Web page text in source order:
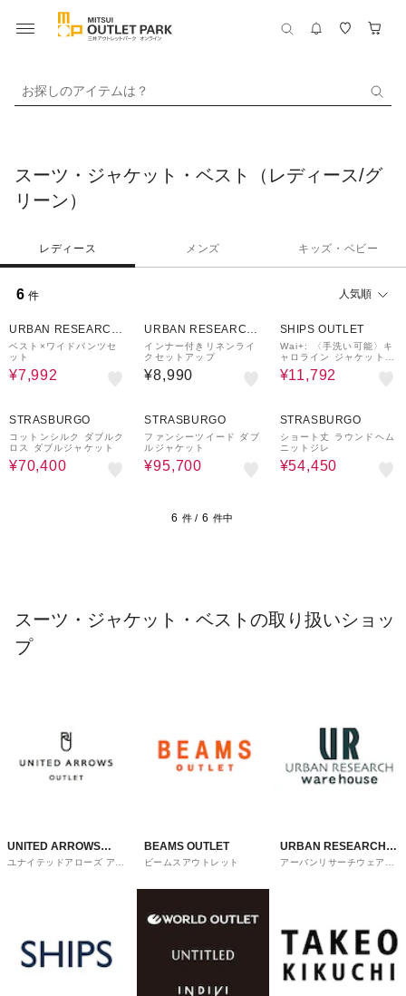
お探しのアイテムは？
スーツ・ジャケット・ベスト（レディース/グ
リーン）
レディース メンズ キッズ・ベビー
6 件 人気順
URBAN RESEARCH
ware house
ベスト×ワイドパンツセ
ット
¥7,992
URBAN RESEARCH
ware house
インナー付きリネンライ
クセットアップ
¥8,990
SHIPS OUTLET
Wai+: 〈手洗い可能〉キ
ャロライン ジャケット
◇
¥11,792
STRASBURGO
コットンシルク ダブルク
ロス ダブルジャケット
¥70,400
STRASBURGO
ファンシーツイード ダブ
ルジャケット
¥95,700
STRASBURGO
ショート丈 ラウンドヘム
ニットジレ
¥54,450
6 件 / 6 件中
スーツ・ジャケット・ベストの取り扱いショッ
プ
UNITED ARROWS
OUTLET
ユナイテッドアローズ アウ
BEAMS OUTLET
ビームスアウトレット
URBAN RESEARCH
ware house
アーバンリサーチウェアハ